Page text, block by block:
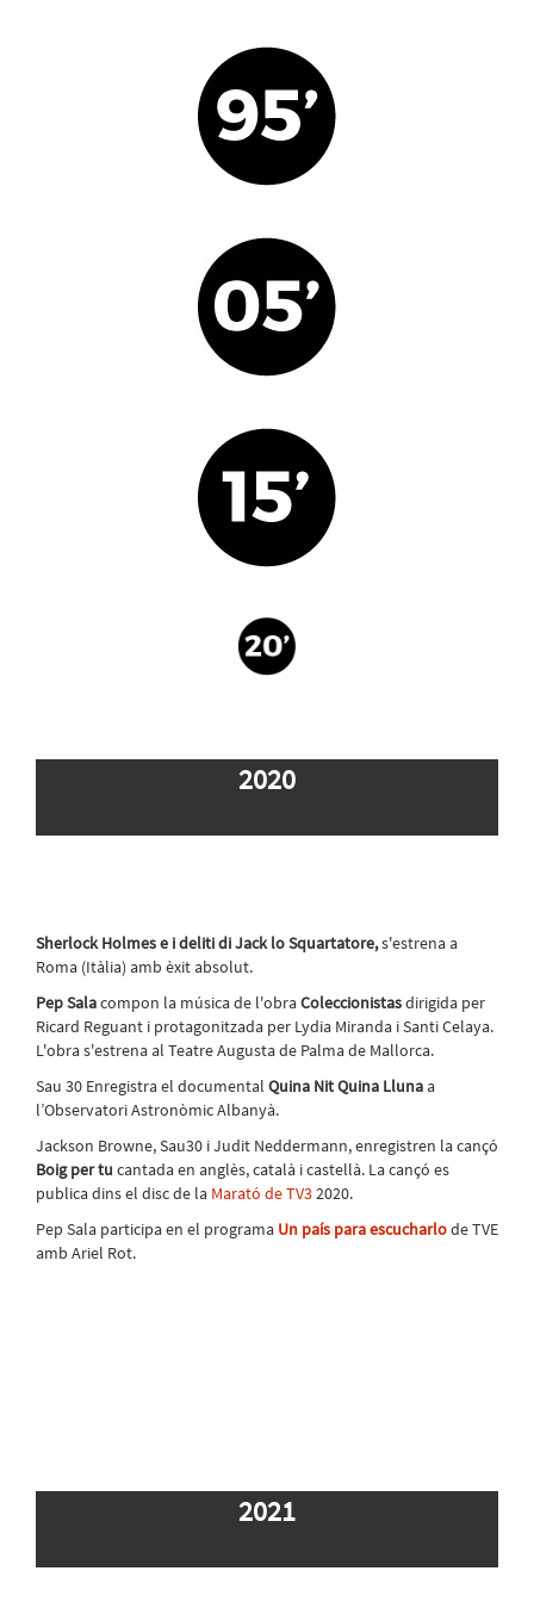
2020
Sherlock Holmes e i deliti di Jack lo Squartatore,s'estrena a
Roma (Itàlia) amb èxit absolut.
Pep Salacompon la música de l'obraColeccionistasdirigida per
Ricard Reguant i protagonitzada per Lydia Miranda i Santi Celaya.
L'obra s'estrena al Teatre Augusta de Palma de Mallorca.
Sau 30 Enregistra el documental Quina Nit Quina Llunaa
l’Observatori Astronòmic Albanyà.
Jackson Browne, Sau30 i Judit Neddermann, enregistren la cançó
Boig per tu cantada en anglès, català i castellà. La cançó es
publica dins el disc de la Marató de TV32020.
Pep Sala participa en el programa Un país para escucharlode TVE
amb Ariel Rot.
2021